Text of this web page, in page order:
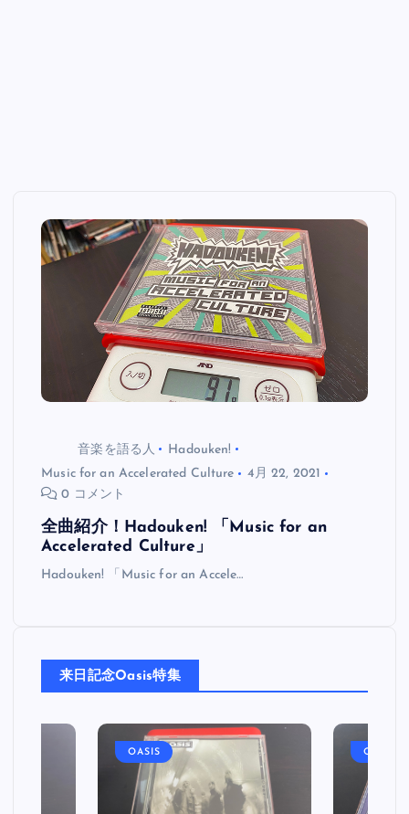
音楽を語る人
Hadouken!
Music for an Accelerated Culture
4月 22, 2021
0 コメント
全曲紹介！Hadouken! 「Music for an
Accelerated Culture」
Hadouken! 「Music for an Accele…
来日記念Oasis特集
OASIS OASIS